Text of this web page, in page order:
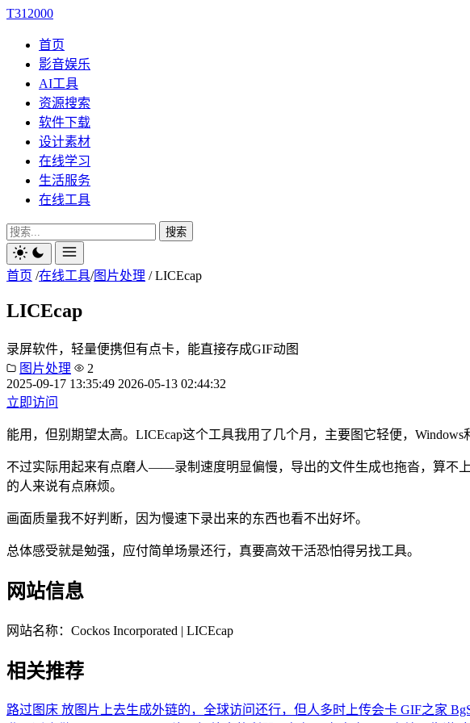
T312000
首页
影音娱乐
AI工具
资源搜索
软件下载
设计素材
在线学习
生活服务
在线工具
搜索
首页 /在线工具/图片处理 / LICEcap
LICEcap
录屏软件，轻量便携但有点卡，能直接存成GIF动图
图片处理
2
2025-09-17 13:35:49 2026-05-13 02:44:32
立即访问
能用，但别期望太高。LICEcap这个工具我用了几个月，主要图它轻便，Windows
不过实际用起来有点磨人——录制速度明显偏慢，导出的文件生成也拖沓，算不
的人来说有点麻烦。
画面质量我不好判断，因为慢速下录出来的东西也看不出好坏。
总体感受就是勉强，应付简单场景还行，真要高效干活恐怕得另找工具。
网站信息
网站名称： Cockos Incorporated | LICEcap
相关推荐
路过图床 放图片上去生成外链的，全球访问还行，但人多时上传会卡 GIF之家